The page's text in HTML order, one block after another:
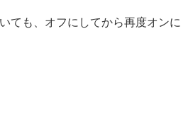
ても、オフにしてから再度オンに